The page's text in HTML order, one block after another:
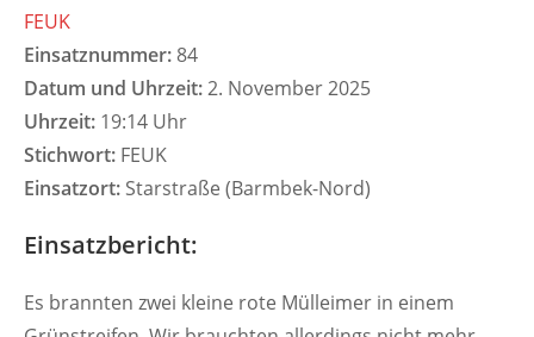
FEUK
Einsatznummer: 84
Datum und Uhrzeit:2. November 2025
Uhrzeit: 19:14 Uhr
Stichwort: FEUK
Einsatzort: Starstraße (Barmbek-Nord)
Einsatzbericht:
Es brannten zwei kleine rote Mülleimer in einem